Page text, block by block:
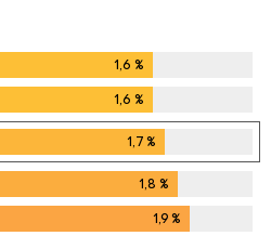
1,6 %
1,6 %
1,7%
1,8 %
1,9%